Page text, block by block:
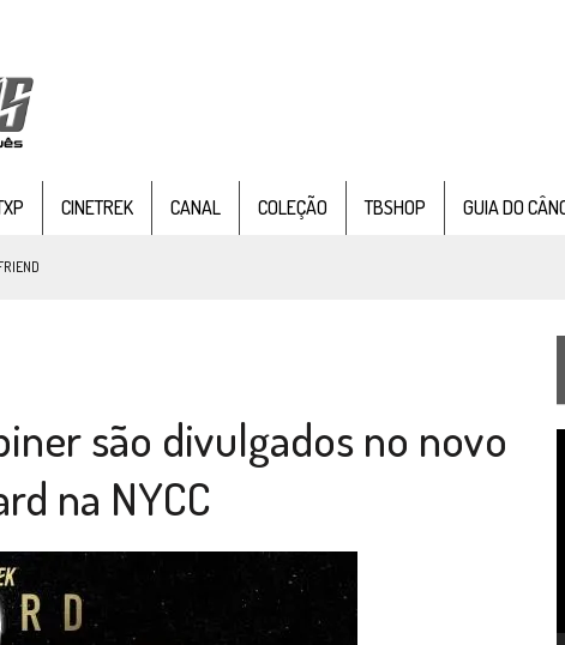
CINETREK CANAL COLEÇÃO TBSHOP GUIA DO
TEMPORADA DE STRANGE NEW WORDS
DO FILME DE FÃS AXANAR HORAS APÓS ESTREIA
– “THE GRIFFIN INCIDENT” (4×02)
DE STAR TREK SOBRE DIFERENTES PONTOS DE VISTA
STAR TREK SOBRE PATERNIDADE
são divulgados no novo
na NYCC